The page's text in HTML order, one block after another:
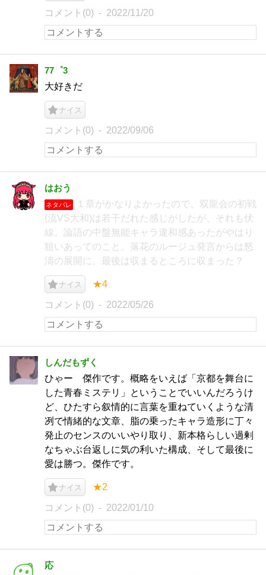
コメント(0) 2022/11/20
77゜3
大好きだ
ナイス
コメント(0) 2022/09/06
はおう
ネタバレ
１章がかなりよかったので、双龍会の初戦
(流VS大和)は若干だれた感じがしたが、それも伏
線。論語の中盤無能キャラ違和感あったがやはり
狙いあってのこと。落花のルージュ発言からは怒
濤の展開に。最後は収まるところに収まった？
ナイス ★4
コメント(0) 2022/05/26
しんだもずく
ひゃー 傑作です。概略をいえば「京都を舞台に
した青春ミステリ」ということでいいんだろうけ
ど、ひたすら叙情的に言葉を重ねていくような清
冽で情緒的な文章、脂の乗ったキャラ造形に丁々
発止のセンスのいいやり取り、新本格らしい過剰
なちゃぶ台返しに気の利いた構成、そして最後に
愛は勝つ。傑作です。
ナイス ★2
コメント(0) 2022/01/10
応